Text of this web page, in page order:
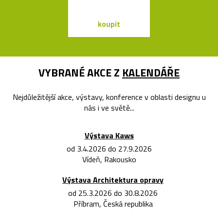
koupit
VYBRANÉ AKCE Z KALENDÁŘE
Nejdůležitější akce, výstavy, konference v oblasti designu u
nás i ve světě...
Výstava Kaws
od 3.4.2026 do 27.9.2026
Vídeň, Rakousko
Výstava Architektura opravy
od 25.3.2026 do 30.8.2026
Příbram, Česká republika